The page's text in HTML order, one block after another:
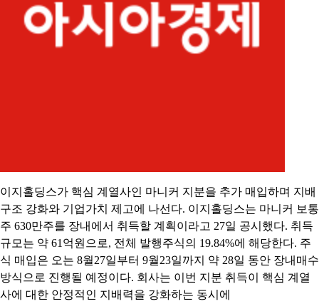
이지홀딩스가 핵심 계열사인 마니커 지분을 추가 매입하며 지배
구조 강화와 기업가치 제고에 나선다. 이지홀딩스는 마니커 보통
주 630만주를 장내에서 취득할 계획이라고 27일 공시했다. 취득
규모는 약 61억원으로, 전체 발행주식의 19.84%에 해당한다. 주
식 매입은 오는 8월27일부터 9월23일까지 약 28일 동안 장내매수
방식으로 진행될 예정이다. 회사는 이번 지분 취득이 핵심 계열
사에 대한 안정적인 지배력을 강화하는 동시에